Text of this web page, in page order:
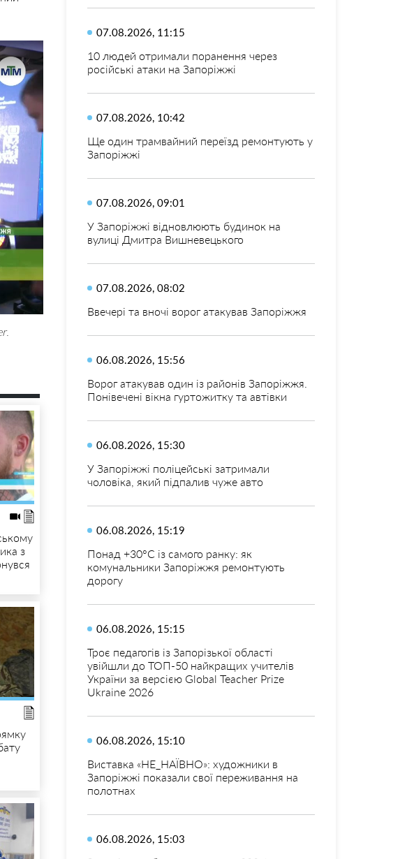
.
з
07.08.2026, 11:15
10 людей отримали поранення через
російські атаки на Запоріжжі
07.08.2026, 10:42
Ще один трамвайний переїзд ремонтують у
Запоріжжі
07.08.2026, 09:01
У Запоріжжі відновлюють будинок на
вулиці Дмитра Вишневецького
07.08.2026, 08:02
Ввечері та вночі ворог атакував Запоріжжя
06.08.2026, 15:56
Ворог атакував один із районів Запоріжжя.
Понівечені вікна гуртожитку та автівки
06.08.2026, 15:30
У Запоріжжі поліцейські затримали
чоловіка, який підпалив чуже авто
06.08.2026, 15:19
Понад +30°C із самого ранку: як
комунальники Запоріжжя ремонтують
дорогу
06.08.2026, 15:15
Троє педагогів із Запорізької області
увійшли до ТОП-50 найкращих учителів
України за версією Global Teacher Prize
Ukraine 2026
06.08.2026, 15:10
Виставка «НЕ_НАЇВНО»: художники в
Запоріжжі показали свої переживання на
полотнах
06.08.2026, 15:03